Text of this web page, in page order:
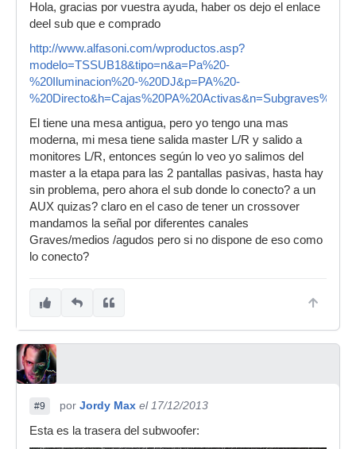
Hola, gracias por vuestra ayuda, haber os dejo el enlace
deel sub que e comprado
http://www.alfasoni.com/wproductos.asp?
modelo=TSSUB18&tipo=n&a=Pa%20-
%20Iluminacion%20-%20DJ&p=PA%20-
El tiene una mesa antigua, pero yo tengo una mas
moderna, mi mesa tiene salida master L/R y salido a
monitores L/R, entonces según lo veo yo salimos del
master a la etapa para las 2 pantallas pasivas, hasta hay
sin problema, pero ahora el sub donde lo conecto? a un
AUX quizas? claro en el caso de tener un crossover
mandamos la señal por diferentes canales
Graves/medios /agudos pero si no dispone de eso como
lo conecto?
#9 por Jordy Max el 17/12/2013
Esta es la trasera del subwoofer: